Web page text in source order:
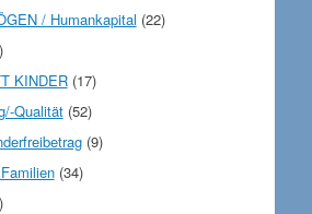
/ Humankapital (22)
KINDER(17)
Qualität(52)
(9)
(34)